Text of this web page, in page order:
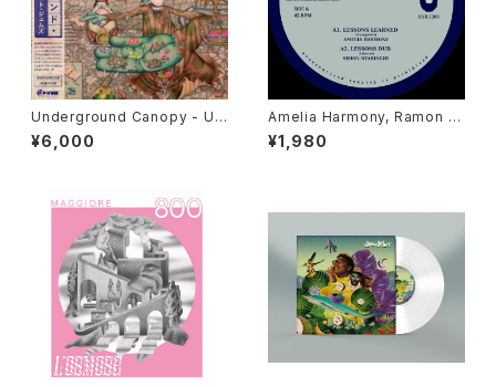
Underground Canopy - Un
cut Gems "2xLP"
¥6,000
Amelia Harmony, Ramon J
udah, Jah 93, Simon Nyabi
nghi - Lessons Learned "1
¥1,980